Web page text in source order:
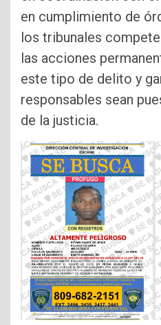
en cumplimiento de
los tribunales
las acciones
este tipo de delito y
responsables sean
de la justicia.